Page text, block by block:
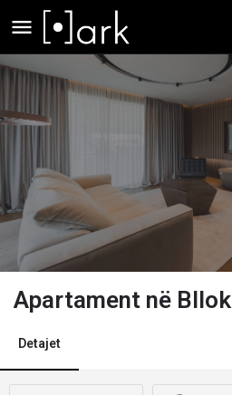
Apartament në Bllok
Detajet